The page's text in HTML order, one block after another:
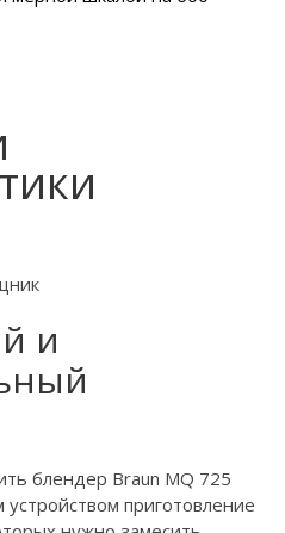
и
блендер Braun MQ 725
приготовление